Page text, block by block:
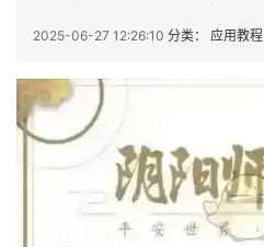
2025-06-27 12:26:10 分类： 应用教程